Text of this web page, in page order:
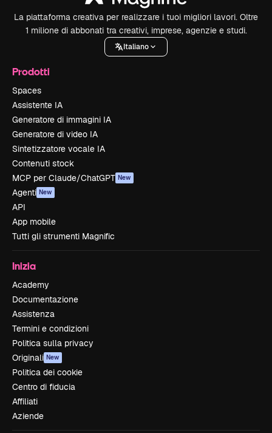
La piattaforma creativa per realizzare i tuoi migliori lavori. Oltre
1 milione di abbonati tra creativi, imprese, agenzie e studi.
Italiano
Prodotti
Spaces
Assistente IA
Generatore di immagini IA
Generatore di video IA
Sintetizzatore vocale IA
Contenuti stock
MCP per Claude/ChatGPT New
Agenti New
API
App mobile
Tutti gli strumenti Magnific
Inizia
Academy
Documentazione
Assistenza
Termini e condizioni
Politica sulla privacy
Originali New
Politica dei cookie
Centro di fiducia
Affiliati
Aziende